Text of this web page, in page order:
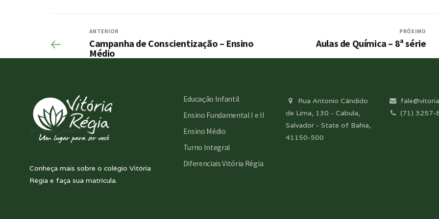
ANTERIOR
Campanha de Conscientização – Ensino
Médio
PRÓXIMO
Aulas de Química – 8ª série
Conheça mais sobre o colégio Vitória
Régia e faça sua matrícula.
Educação Infantil
Ensino Fundamental I e II
Ensino Médio
Turno Integral
Diferenciais Vitória Régia
Rua Antonio Cândido
de Lima, 130 - Cabula,
Salvador - State of Bahia,
41150-500
(71) 3257-